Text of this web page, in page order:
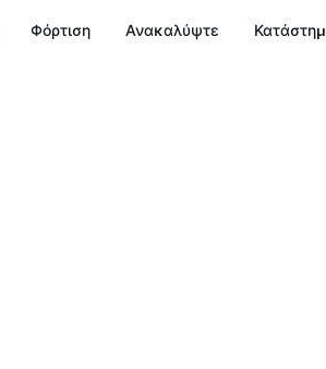
Φόρτιση Ανακαλύψτε